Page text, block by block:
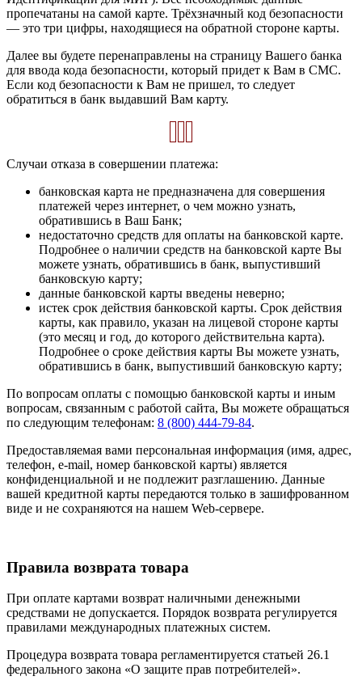
пропечатаны на самой карте. Трёхзначный код безопасности
— это три цифры, находящиеся на обратной стороне карты.
Далее вы будете перенаправлены на страницу Вашего банка
для ввода кода безопасности, который придет к Вам в СМС.
Если код безопасности к Вам не пришел, то следует
обратиться в банк выдавший Вам карту.
Случаи отказа в совершении платежа:
банковская карта не предназначена для совершения
платежей через интернет, о чем можно узнать,
обратившись в Ваш Банк;
недостаточно средств для оплаты на банковской карте.
Подробнее о наличии средств на банковской карте Вы
можете узнать, обратившись в банк, выпустивший
банковскую карту;
данные банковской карты введены неверно;
истек срок действия банковской карты. Срок действия
карты, как правило, указан на лицевой стороне карты
(это месяц и год, до которого действительна карта).
Подробнее о сроке действия карты Вы можете узнать,
обратившись в банк, выпустивший банковскую карту;
По вопросам оплаты с помощью банковской карты и иным
вопросам, связанным с работой сайта, Вы можете обращаться
по следующим телефонам: 8 (800) 444-79-84.
Предоставляемая вами персональная информация (имя, адрес,
телефон, e-mail, номер банковской карты) является
конфиденциальной и не подлежит разглашению. Данные
вашей кредитной карты передаются только в зашифрованном
виде и не сохраняются на нашем Web-сервере.
Правила возврата товара
При оплате картами возврат наличными денежными
средствами не допускается. Порядок возврата регулируется
правилами международных платежных систем.
Процедура возврата товара регламентируется статьей 26.1
федерального закона «О защите прав потребителей».